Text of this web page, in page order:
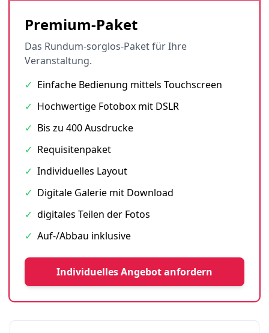
Premium-Paket
Das Rundum-sorglos-Paket für Ihre
Veranstaltung.
✓ Einfache Bedienung mittels Touchscreen
✓ Hochwertige Fotobox mit DSLR
✓ Bis zu 400 Ausdrucke
✓ Requisitenpaket
✓ Individuelles Layout
✓ Digitale Galerie mit Download
✓ digitales Teilen der Fotos
✓ Auf-/Abbau inklusive
Individuelles Angebot anfordern